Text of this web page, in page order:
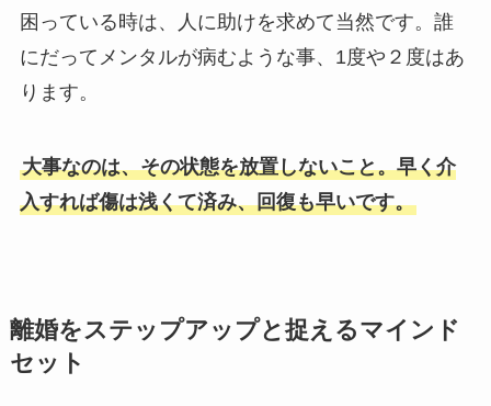
困っている時は、人に助けを求めて当然です。誰
にだってメンタルが病むような事、1度や２度はあ
ります。
大事なのは、その状態を放置しないこと。早く介
入すれば傷は浅くて済み、回復も早いです。
離婚をステップアップと捉えるマインド
セット